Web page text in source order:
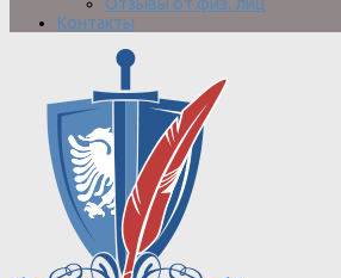
Отзывы от физ. лиц
Контакты